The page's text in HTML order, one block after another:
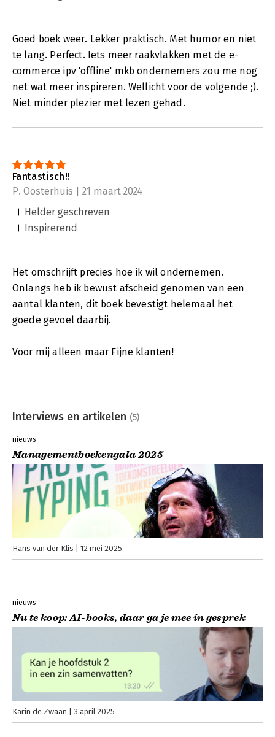
Goed boek weer. Lekker praktisch. Met humor en niet
te lang. Perfect. Iets meer raakvlakken met de e-
commerce ipv 'offline' mkb ondernemers zou me nog
net wat meer inspireren. Wellicht voor de volgende ;).
Niet minder plezier met lezen gehad.
Fantastisch!!
P. Oosterhuis | 21 maart 2024
Helder geschreven
Inspirerend
Het omschrijft precies hoe ik wil ondernemen.
Onlangs heb ik bewust afscheid genomen van een
aantal klanten, dit boek bevestigt helemaal het
goede gevoel daarbij.
Voor mij alleen maar Fijne klanten!
Interviews en artikelen (5)
nieuws
Managementboekengala 2025
Hans van der Klis 12 mei 2025
nieuws
Nu te koop: AI-books, daar ga je mee in gesprek
Karin de Zwaan 3 april 2025